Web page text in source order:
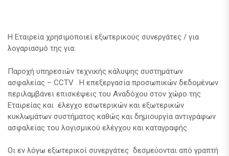
Η Εταιρεία χρησιμοποιεί εξωτερικούς συνεργάτες / για
λογαριασμό της για:
Παροχή υπηρεσιών τεχνικής κάλυψης συστημάτων
ασφαλείας – CCTV . H επεξεργασία προσωπικών δεδομένων
περιλαμβάνει επισκέψεις του Αναδόχου στον χώρο της
Εταιρείας και έλεγχο εσωτερικών και εξωτερικών
κυκλωμάτων συστήματος καθώς και δημιουργία αντιγράφων
ασφαλείας του λογισμικού ελέγχου και καταγραφής.
Οι εν λόγω εξωτερικοί συνεργάτες δεσμεύονται από γραπτή